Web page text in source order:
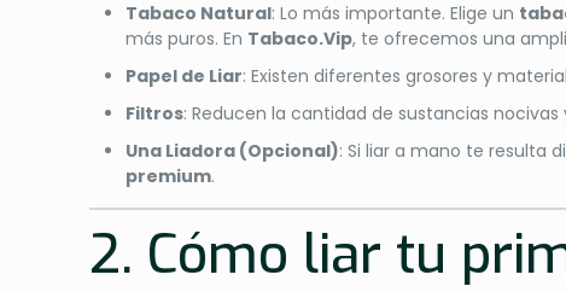
Tabaco Natural: Lo más importante. Elige un
más puros. En Tabaco.Vip, te ofrecemos una
Papel de Liar: Existen diferentes grosores y
Filtros: Reducen la cantidad de sustancias
Una Liadora (Opcional): Si liar a mano te resulta
premium.
2. Cómo liar tu